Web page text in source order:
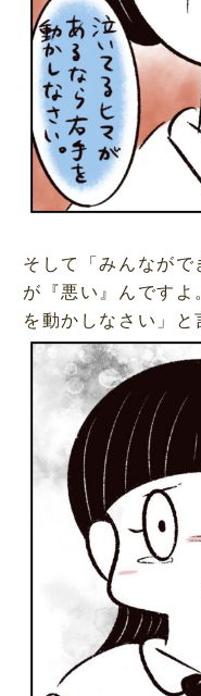
そして「みんなが
が『悪い』んです
を動かしなさい」と